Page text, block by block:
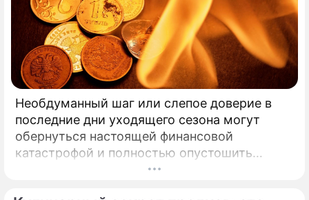
Необдуманный шаг или слепое доверие в
последние дни уходящего сезона могут
обернуться настоящей финансовой
катастрофой и полностью опустошить
кошелек. Известная шаманка и ясновидящая